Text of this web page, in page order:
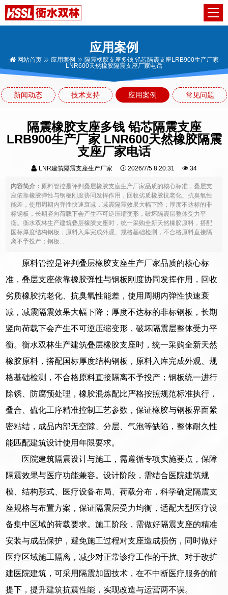
应用案例
网站首页 应用案例
隔震橡胶支座多钱 铅芯隔震支座LRB900生产厂家
LNR600天然橡胶隔震支座厂家电话
新闻动态 技术支持 应用案例 常见问题
隔震橡胶支座多钱 铅芯隔震支座
LRB900生产厂家 LNR600天然橡胶隔震
支座厂家电话
LNR建筑隔震支座生产厂家 2026/7/5 8:20:31 34
内容简介： 原料管控是评判叠层橡胶支座生产厂家品质的核心标准，叠层支
座依靠橡胶弹性与钢板刚度协同发挥作用，回收劣质橡胶抗老化、抗臭氧性
能差，使用周期内弹性快速衰减，减震隔震效果大幅下降；厚度不达标的非
标钢板，长期竖向荷载下会产生不可逆压缩变形，破坏隔震层整体受力平
衡。衡水双林生产建筑叠层橡胶支座时，统一采购全新天然橡胶原料，搭配
国标厚度结构钢板，原料入库完成外观、规格基础检测，不合格原料直接隔
离不予投产；钢板...
原料管控是评判叠层橡胶支座生产厂家品质的核心标
准，叠层支座依靠橡胶弹性与钢板刚度协同发挥作用，回收
劣质橡胶抗老化、抗臭氧性能差，使用周期内弹性快速衰
减，减震隔震效果大幅下降；厚度不达标的非标钢板，长期
竖向荷载下会产生不可逆压缩变形，破坏隔震层整体受力平
衡。衡水双林生产建筑叠层橡胶支座时，统一采购全新天然
橡胶原料，搭配国标厚度结构钢板，原料入库完成外观、规
格基础检测，不合格原料直接隔离不予投产；钢板统一进行
除锈、防腐预处理，橡胶混炼配比严格按照规范标准执行，
叠合、硫化工序精准控制工艺参数，保证橡胶与钢板界面紧
密粘结，成品内部无空隙、分层、气泡等缺陷，整体耐久性
能匹配建筑设计使用年限要求。
医院建筑隔震设计与施工，需遵循专项实施要点，保障
隔震效果与医疗功能兼容。设计阶段，需结合医院建筑规
模、结构形式、医疗设备布局、荷载分布，科学确定隔震支
座规格与布置方案，保证隔震层受力均衡，适配大型医疗设
备集中区域的荷载要求。施工阶段，需做好隔震支座的精准
安装与成品保护，避免施工过程对支座造成损伤，同时做好
医疗区域施工隔离，减少对正常诊疗工作的干扰。对于改扩
建医院建筑，可采用隔震加固技术，在不中断医疗服务的前
提下，提升建筑抗震性能，实现改造与运营两不误。